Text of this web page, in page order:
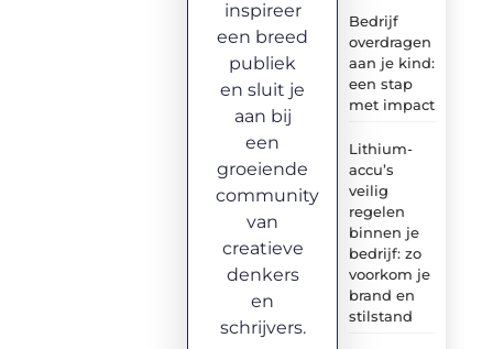
Bedrijf
overdragen
aan je kind:
een stap
met impact
Lithium-
accu’s
veilig
regelen
binnen je
bedrijf: zo
voorkom je
brand en
stilstand
inspireer
een breed
publiek
en sluit je
aan bij
een
groeiende
community
van
creatieve
denkers
en
schrijvers.